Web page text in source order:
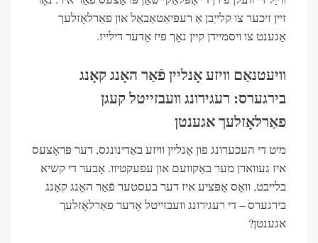
זיין זיכער צו קלייַבן אַ רעפּיאַטאַבאַל און פאַרלאָזלעך
אַגענט צו ויסמיידן קיין נאָך פיז אָדער דילייז.
וויעטנאַם וויזע אָנליין פֿאַר האָנג קאָנג
בירגערס: רעגירונג וועבזייטל קעגן
פאַרלאָזלעך אגענטן
מיט די העכערונג פון אָנליין וויזע באַדינונגס, דער פּראָצעס
איז געווארן מער באַקוועם און עפעקטיוו. אָבער די קשיא
בלייבט, וואָס אָפּציע איז דער בעסטער פֿאַר האָנג קאָנג
בירגערס – די רעגירונג וועבזייטל אָדער פאַרלאָזלעך
אגענטן?